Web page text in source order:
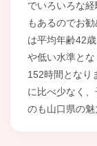
でいろいろな
もあるのでお
は平均年齢42
や低い水準と
152時間となり
に比べ少なく
のも山口県の魅